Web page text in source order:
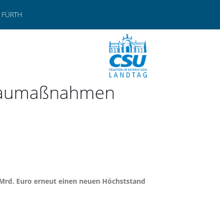
Euro erneut einen neuen Höchststand